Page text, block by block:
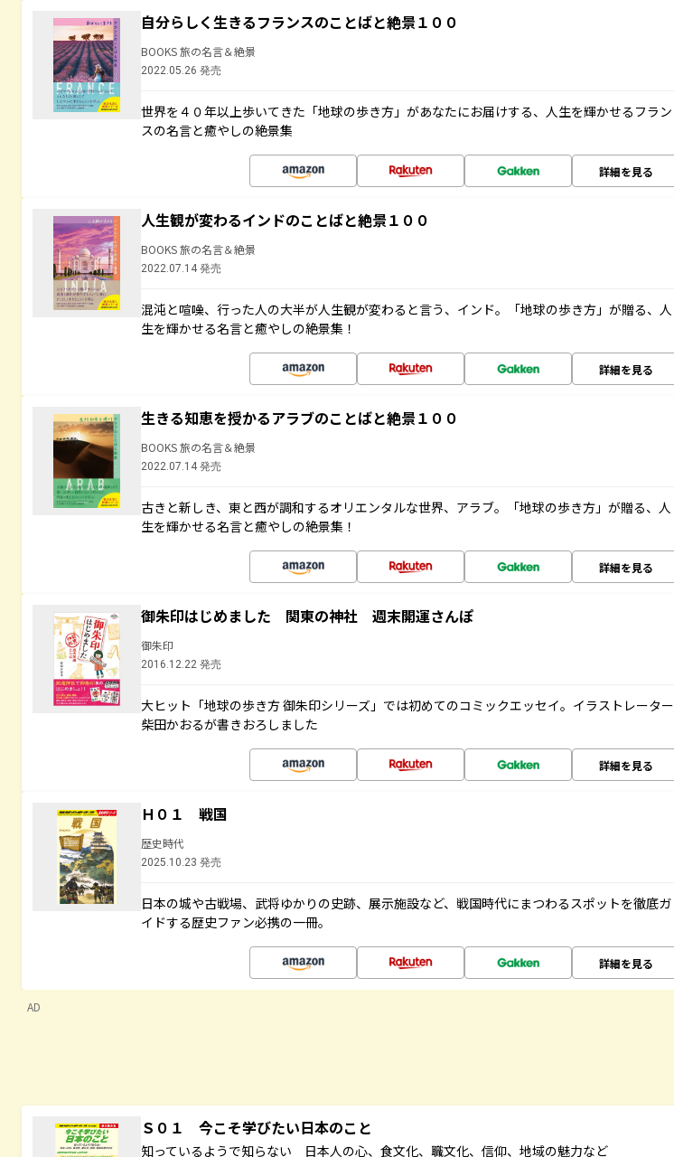
自分らしく生きるフランスのことばと絶景１００
BOOKS 旅の名言＆絶景
2022.05.26 発売
世界を４０年以上歩いてきた「地球の歩き方」があなたにお届けする、人生を輝かせるフラン
スの名言と癒やしの絶景集
詳細を見る
人生観が変わるインドのことばと絶景１００
BOOKS 旅の名言＆絶景
2022.07.14 発売
混沌と喧噪、行った人の大半が人生観が変わると言う、インド。「地球の歩き方」が贈る、人
生を輝かせる名言と癒やしの絶景集！
詳細を見る
生きる知恵を授かるアラブのことばと絶景１００
BOOKS 旅の名言＆絶景
2022.07.14 発売
古きと新しき、東と西が調和するオリエンタルな世界、アラブ。「地球の歩き方」が贈る、人
生を輝かせる名言と癒やしの絶景集！
詳細を見る
御朱印はじめました 関東の神社 週末開運さんぽ
御朱印
2016.12.22 発売
大ヒット「地球の歩き方 御朱印シリーズ」では初めてのコミックエッセイ。イラストレーター
柴田かおるが書きおろしました
詳細を見る
Ｈ０１ 戦国
歴史時代
2025.10.23 発売
日本の城や古戦場、武将ゆかりの史跡、展示施設など、戦国時代にまつわるスポットを徹底ガ
イドする歴史ファン必携の一冊。
詳細を見る
AD
Ｓ０１ 今こそ学びたい日本のこと
知っているようで知らない 日本人の心、食文化、職文化、信仰、地域の魅力など